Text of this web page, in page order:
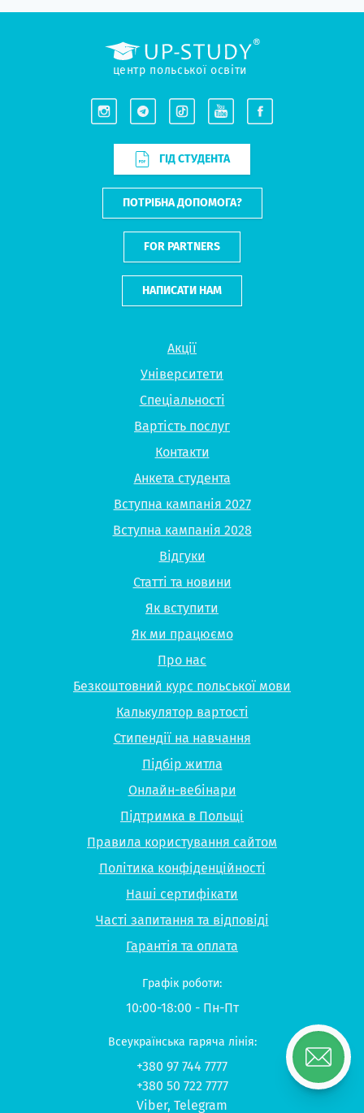
Акції
Університети
Спеціальності
Вартість послуг
Контакти
Анкета студента
Вступна кампанія 2027
Вступна кампанія 2028
Відгуки
Статті та новини
Як вступити
Як ми працюємо
Про нас
Безкоштовний курс польської мови
Калькулятор вартості
Стипендії на навчання
Підбір житла
Онлайн-вебінари
Підтримка в Польщі
Правила користування сайтом
Політика конфіденційності
Наші сертифікати
Часті запитання та відповіді
Гарантія та оплата
центр польської освіти
ГІД СТУДЕНТА
ПОТРІБНА ДОПОМОГА?
FOR PARTNERS
НАПИСАТИ НАМ
Графік роботи:
10:00-18:00 - Пн-Пт
Всеукраїнська гаряча лінія:
+380 97 744 7777
+380 50 722 7777
Viber, Telegram